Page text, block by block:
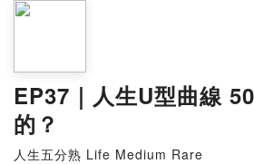
EP37｜人生U型曲線
的？
人生五分熟 Life Medium Rare